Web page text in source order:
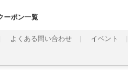
ーポン一覧
よくある問い合わせ イベント